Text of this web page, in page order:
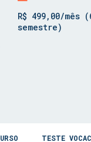
R$ 499,00/mês
semestre)
TESTE